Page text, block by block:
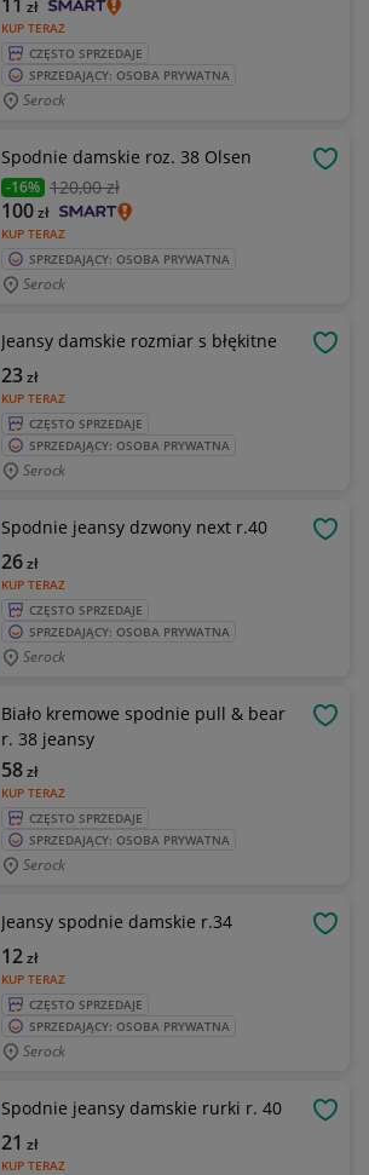
KUP TERAZ
zł
CZĘSTO SPRZEDAJE
SPRZEDAJĄCY: OSOBA PRYWATNA
Serock
Spodnie damskie roz. 38 Olsen
-16% 120,00 zł
KUP TERAZ
100zł
SPRZEDAJĄCY: OSOBA PRYWATNA
Serock
Jeansy damskie rozmiar s błękitne
KUP TERAZ
23zł
CZĘSTO SPRZEDAJE
SPRZEDAJĄCY: OSOBA PRYWATNA
Serock
Spodnie jeansy dzwony next r.40
KUP TERAZ
26zł
CZĘSTO SPRZEDAJE
SPRZEDAJĄCY: OSOBA PRYWATNA
Serock
Biało kremowe spodnie pull & bear
r. 38 jeansy
KUP TERAZ
58zł
CZĘSTO SPRZEDAJE
SPRZEDAJĄCY: OSOBA PRYWATNA
Serock
Jeansy spodnie damskie r.34
KUP TERAZ
12zł
CZĘSTO SPRZEDAJE
SPRZEDAJĄCY: OSOBA PRYWATNA
Serock
Spodnie jeansy damskie rurki r. 40
KUP TERAZ
21 zł